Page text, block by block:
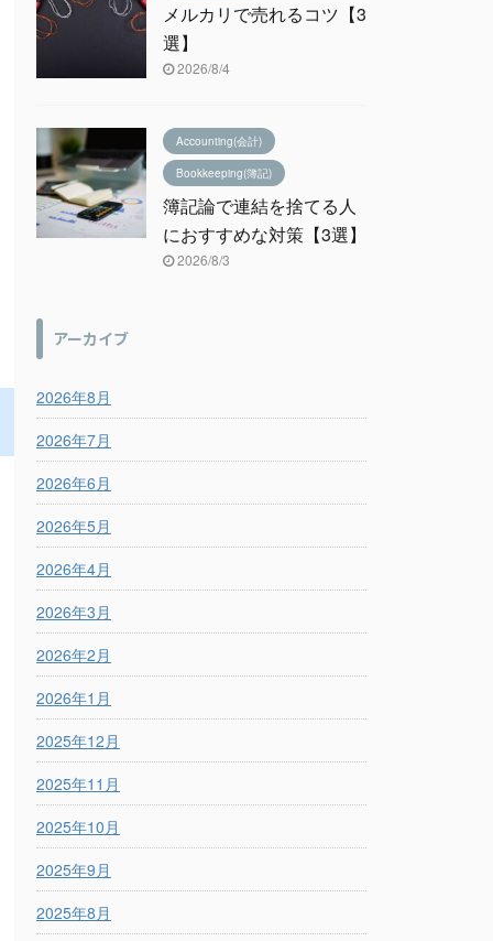
メルカリで売れるコツ【3
選】
2026/8/4
Accounting(会計)
Bookkeeping(簿記)
簿記論で連結を捨てる人
におすすめな対策【3選】
2026/8/3
アーカイブ
2026年8月
2026年7月
2026年6月
2026年5月
2026年4月
2026年3月
2026年2月
2026年1月
2025年12月
2025年11月
2025年10月
2025年9月
2025年8月